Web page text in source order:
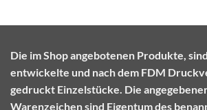
Die im Shop angebotenen Produkte,
entwickelte und nach dem FDM
gedruckt Einzelstücke. Die
Warenzeichen sind Eigentum des